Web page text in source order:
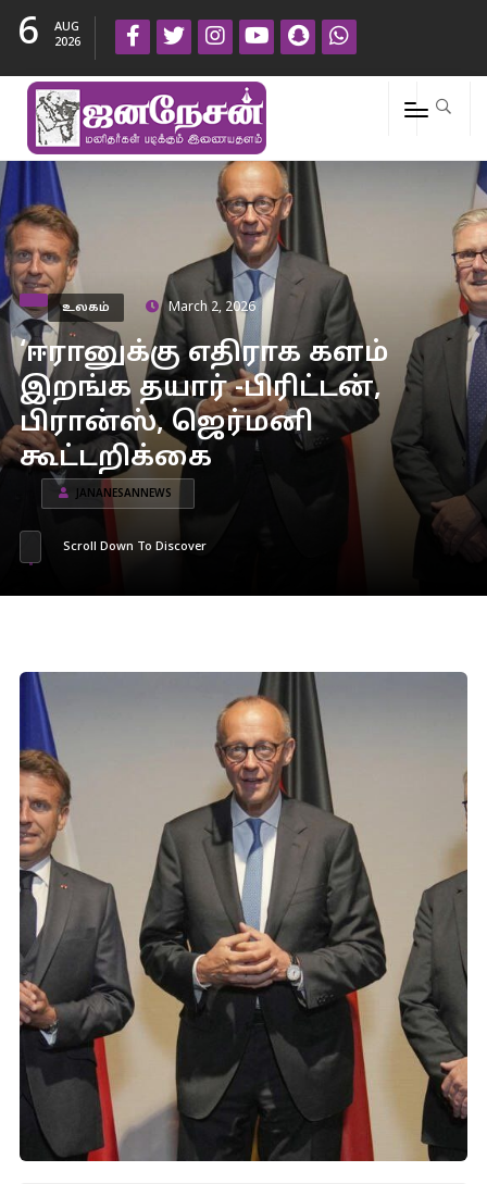
6
AUG
2026
உலகம் March 2, 2026
‘ஈரானுக்கு எதிராக களம்
இறங்க தயார் -பிரிட்டன்,
பிரான்ஸ், ஜெர்மனி
கூட்டறிக்கை
JANANESANNEWS
Scroll Down To Discover